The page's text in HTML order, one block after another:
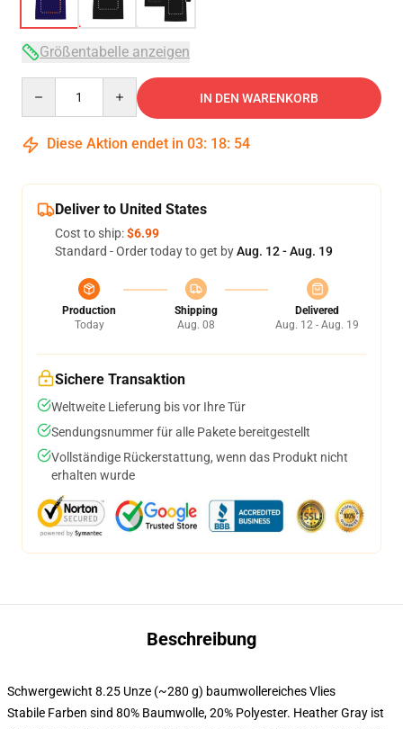
Größentabelle anzeigen
IN DEN WARENKORB
Diese Aktion endet in 03: 18: 53
Deliver to United States
Cost to ship:$6.99
Standard - Order today to get byAug. 12 - Aug. 19
Production
Today
Shipping
Aug. 08
Delivered
Aug. 12 - Aug. 19
Sichere Transaktion
Weltweite Lieferung bis vor Ihre Tür
Sendungsnummer für alle Pakete bereitgestellt
Vollständige Rückerstattung, wenn das Produkt nicht
erhalten wurde
Beschreibung
Schwergewicht 8.25 Unze (~280 g) baumwollereiches Vlies
Stabile Farben sind 80% Baumwolle, 20% Polyester. Heather Gray ist